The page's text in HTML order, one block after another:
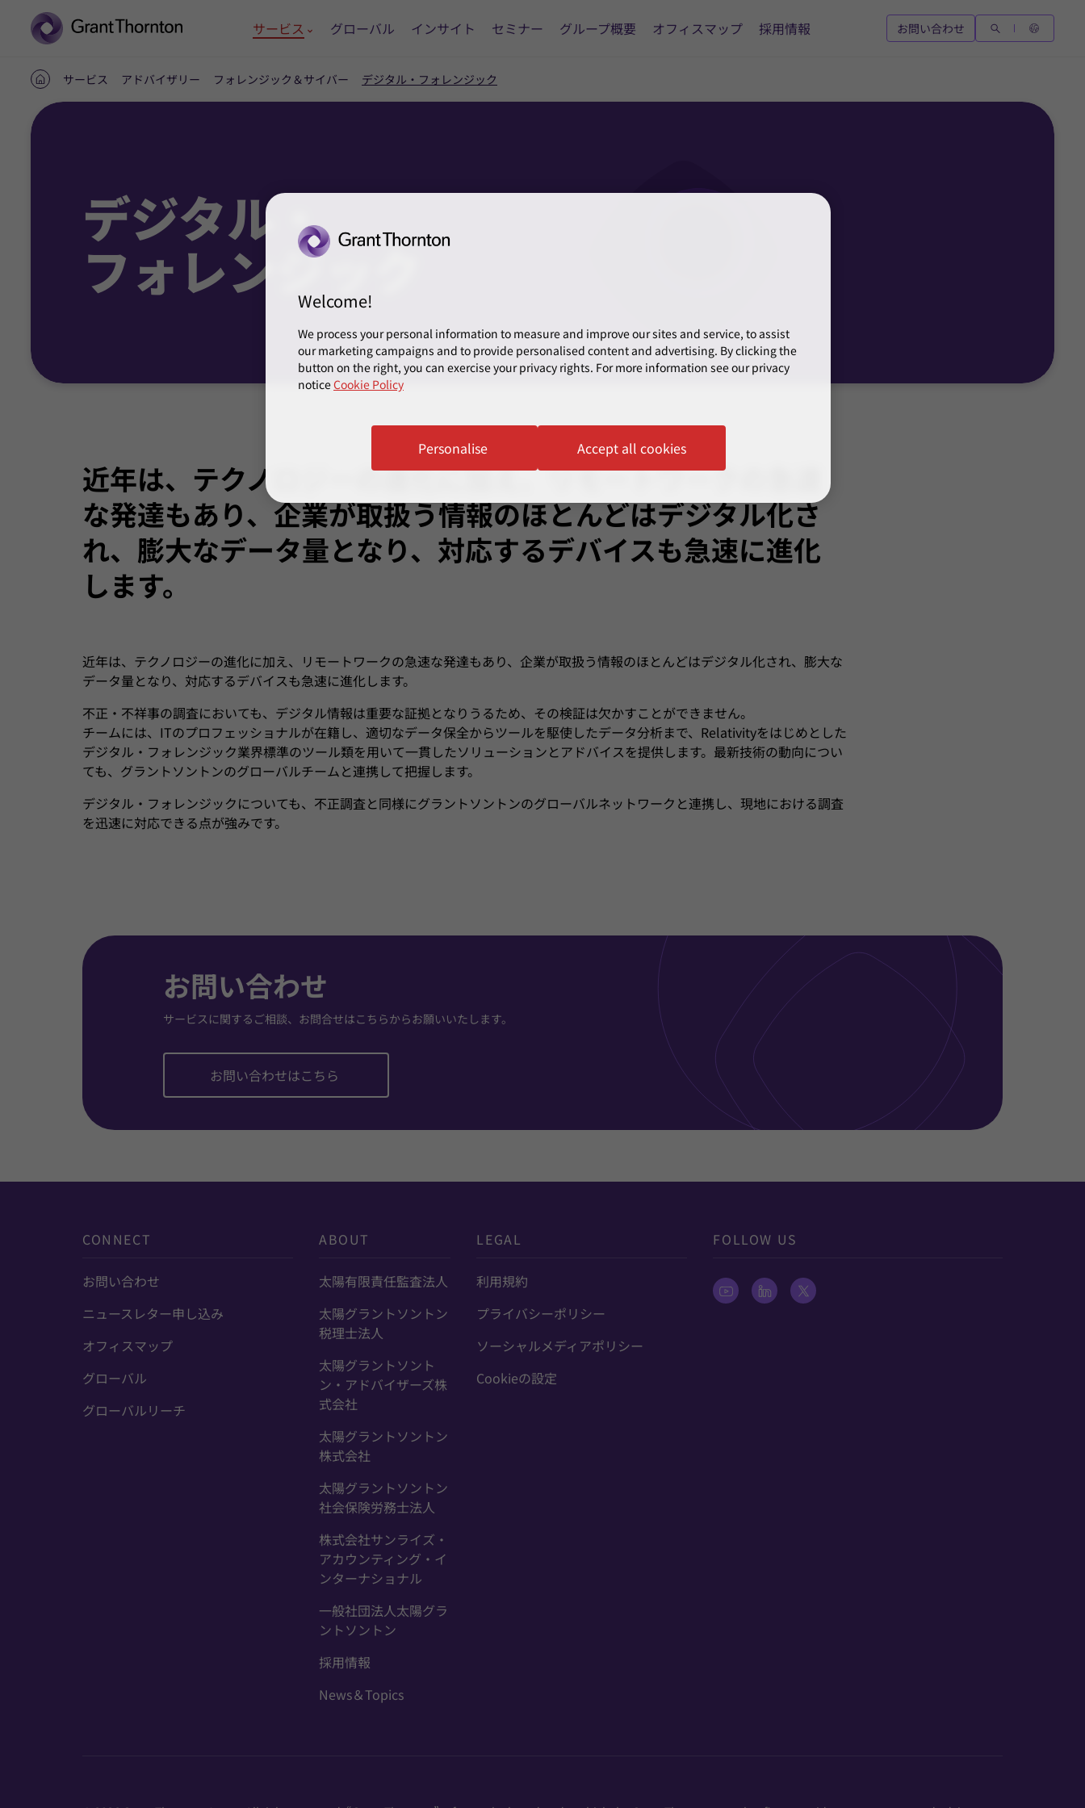
サービス グローバル インサイト セミナー グループ概要 オフィスマップ 採用情報 お問い合わせ
ホ
ー
サービス アドバイザリー フォレンジック＆サイバー デジタル・フォレンジック
デジタル・
フォレンジック
近年は、テクノロジーの進化に加え、リモートワークの急速
な発達もあり、企業が取扱う情報のほとんどはデジタル化さ
れ、膨大なデータ量となり、対応するデバイスも急速に進化
します。
近年は、テクノロジーの進化に加え、リモートワークの急速な発達もあり、企業が取扱う情報のほとんどはデジタル化され、膨大な
データ量となり、対応するデバイスも急速に進化します。
不正・不祥事の調査においても、デジタル情報は重要な証拠となりうるため、その検証は欠かすことができません。
チームには、ITのプロフェッショナルが在籍し、適切なデータ保全からツールを駆使したデータ分析まで、Relativityをはじめとした
デジタル・フォレンジック業界標準のツール類を用いて一貫したソリューションとアドバイスを提供します。最新技術の動向につい
ても、グラントソントンのグローバルチームと連携して把握します。
デジタル・フォレンジックについても、不正調査と同様にグラントソントンのグローバルネットワークと連携し、現地における調査
を迅速に対応できる点が強みです。
お問い合わせ
サービスに関するご相談、お問合せはこちらからお願いいたします。
お問い合わせはこちら
CONNECT
お問い合わせ
ニュースレター申し込み
オフィスマップ
グローバル
グローバルリーチ
ABOUT
太陽有限責任監査法人
太陽グラントソントン
税理士法人
太陽グラントソント
ン・アドバイザーズ株
式会社
太陽グラントソントン
株式会社
太陽グラントソントン
社会保険労務士法人
株式会社サンライズ・
アカウンティング・イ
ンターナショナル
一般社団法人太陽グラ
ントソントン
採用情報
News＆Topics
LEGAL
利用規約
プライバシーポリシー
ソーシャルメディアポリシー
Cookieの設定
FOLLOW US
Welcome!
We process your personal information to measure and improve our sites and service, to assist
our marketing campaigns and to provide personalised content and advertising. By clicking the
button on the right, you can exercise your privacy rights. For more information see our privacy
noticeCookie Policy
Accept all cookies
Personalise